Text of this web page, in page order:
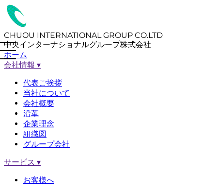
CHUOU INTERNATIONAL GROUP CO.LTD
中央インターナショナルグループ株式会社
ホーム
会社情報 ▾
代表ご挨拶
当社について
会社概要
沿革
企業理念
組織図
グループ会社
サービス ▾
お客様へ